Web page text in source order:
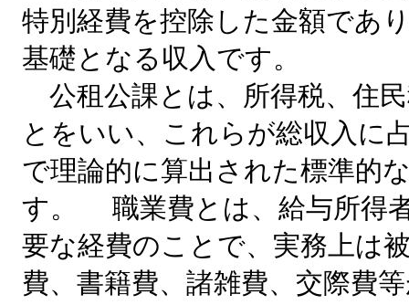
特別経費を控除した金額であ
基礎となる収入です。
公租公課とは、所得税、住
とをいい、これらが総収入に
で理論的に算出された標準的
す。 職業費とは、給与所得
要な経費のことで、実務上は
費、書籍費、諸雑費、交際費